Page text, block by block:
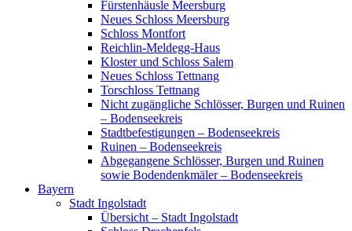
Fürstenhäusle Meersburg
Neues Schloss Meersburg
Schloss Montfort
Reichlin-Meldegg-Haus
Kloster und Schloss Salem
Neues Schloss Tettnang
Torschloss Tettnang
Nicht zugängliche Schlösser, Burgen und Ruinen
– Bodenseekreis
Stadtbefestigungen – Bodenseekreis
Ruinen – Bodenseekreis
Abgegangene Schlösser, Burgen und Ruinen
sowie Bodendenkmäler – Bodenseekreis
Bayern
Stadt Ingolstadt
Übersicht – Stadt Ingolstadt